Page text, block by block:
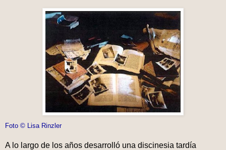
Foto © Lisa Rinzler
A lo largo de los años desarrolló una discinesia tardía